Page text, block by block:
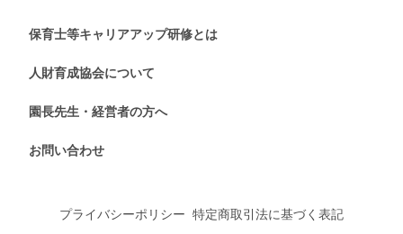
保育士等キャリアアップ研修とは
人財育成協会について
園長先生・経営者の方へ
お問い合わせ
プライバシーポリシー 特定商取引法に基づく表記